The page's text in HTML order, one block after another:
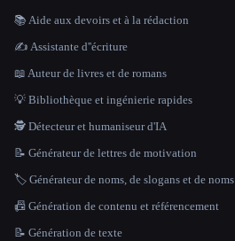
📚 Aide aux devoirs et à la rédaction
✍️ Assistante d''écriture
📖 Auteur de livres et de romans
💡 Bibliothèque et ingénierie rapides
🕵️ Détecteur et humaniseur d'IA
📝 Générateur de lettres de motivation
🏷️ Générateur de noms, de slogans et de noms
📠 Génération de contenu et référencement
📝 Génération de texte